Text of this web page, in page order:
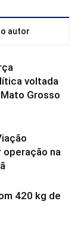
autor
voltada
Grosso
operação na
420 kg de